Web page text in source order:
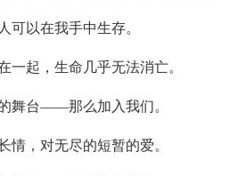
以在我手中生存。
起，生命几乎无法消亡。
台——那么加入我们。
，对无尽的短暂的爱。